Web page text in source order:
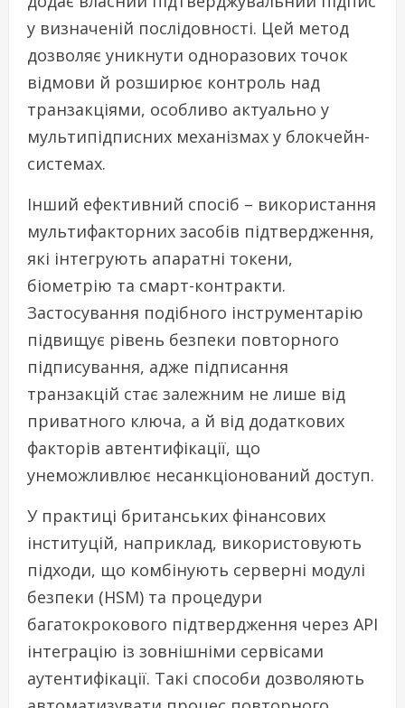
у визначеній послідовності. Цей метод
дозволяє уникнути одноразових точок
відмови й розширює контроль над
транзакціями, особливо актуально у
мультипідписних механізмах у блокчейн-
системах.
Інший ефективний спосіб – використання
мультифакторних засобів підтвердження,
які інтегрують апаратні токени,
біометрію та смарт-контракти.
Застосування подібного інструментарію
підвищує рівень безпеки повторного
підписування, адже підписання
транзакцій стає залежним не лише від
приватного ключа, а й від додаткових
факторів автентифікації, що
унеможливлює несанкціонований доступ.
У практиці британських фінансових
інституцій, наприклад, використовують
підходи, що комбінують серверні модулі
безпеки (HSM) та процедури
багатокрокового підтвердження через API
інтеграцію із зовнішніми сервісами
аутентифікації. Такі способи дозволяють